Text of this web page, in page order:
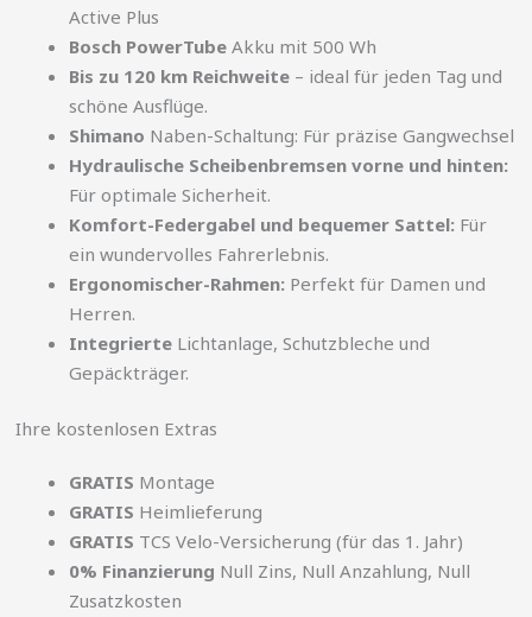
Active Plus
Bosch PowerTube Akku mit 500 Wh
Bis zu 120 km Reichweite – ideal für jeden Tag und
schöne Ausflüge.
Shimano Naben-Schaltung: Für präzise Gangwechsel
Hydraulische Scheibenbremsen vorne und hinten:
Für optimale Sicherheit.
Komfort-Federgabel und bequemer Sattel: Für
ein wundervolles Fahrerlebnis.
Ergonomischer-Rahmen: Perfekt für Damen und
Herren.
Integrierte Lichtanlage, Schutzbleche und
Gepäckträger.
Ihre kostenlosen Extras
GRATIS Montage
GRATIS Heimlieferung
GRATIS TCS Velo-Versicherung (für das 1. Jahr)
0% Finanzierung Null Zins, Null Anzahlung, Null
Zusatzkosten